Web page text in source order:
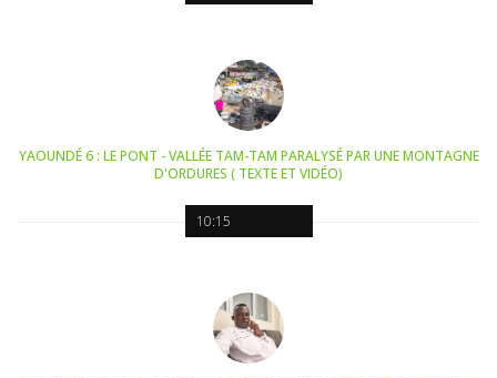
10:15
YAOUNDÉ 6 : LE PONT - VALLÉE TAM-TAM PARALYSÉ PAR UNE MONTAGNE
D'ORDURES ( TEXTE ET VIDÉO)